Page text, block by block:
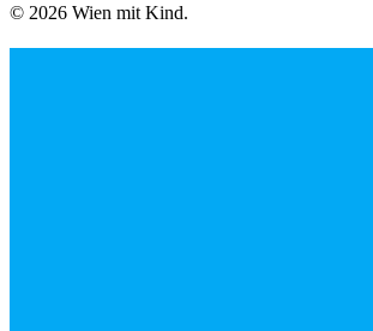
© 2026 Wien mit Kind.